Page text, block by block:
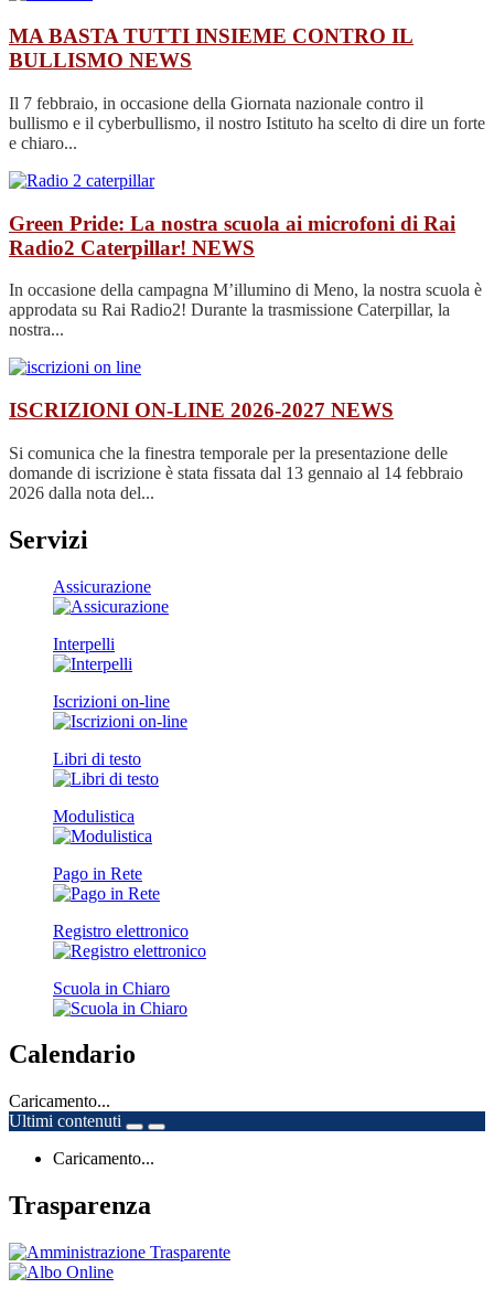
MA BASTA TUTTI INSIEME CONTRO IL
BULLISMO NEWS
Il 7 febbraio, in occasione della Giornata nazionale contro il
bullismo e il cyberbullismo, il nostro Istituto ha scelto di dire un forte
e chiaro...
Green Pride: La nostra scuola ai microfoni di Rai
Radio2 Caterpillar! NEWS
In occasione della campagna M’illumino di Meno, la nostra scuola è
approdata su Rai Radio2! Durante la trasmissione Caterpillar, la
nostra...
ISCRIZIONI ON-LINE 2026-2027 NEWS
Si comunica che la finestra temporale per la presentazione delle
domande di iscrizione è stata fissata dal 13 gennaio al 14 febbraio
2026 dalla nota del...
Servizi
Assicurazione
Interpelli
Iscrizioni on-line
Libri di testo
Modulistica
Pago in Rete
Registro elettronico
Scuola in Chiaro
Calendario
Caricamento...
Ultimi contenuti
Caricamento...
Trasparenza